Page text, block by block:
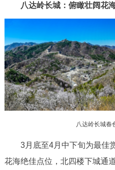
八达岭长城：俯瞰壮阔花
八达岭长城春
3月底至4月中下旬为最佳
花海绝佳点位，北四楼下城通